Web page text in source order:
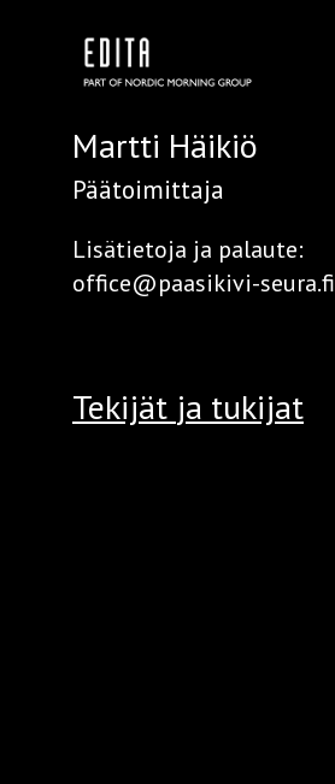
Martti Häikiö
Päätoimittaja
Lisätietoja ja palaute:
office@paasikivi-seura.fi
Tekijät ja tukijat